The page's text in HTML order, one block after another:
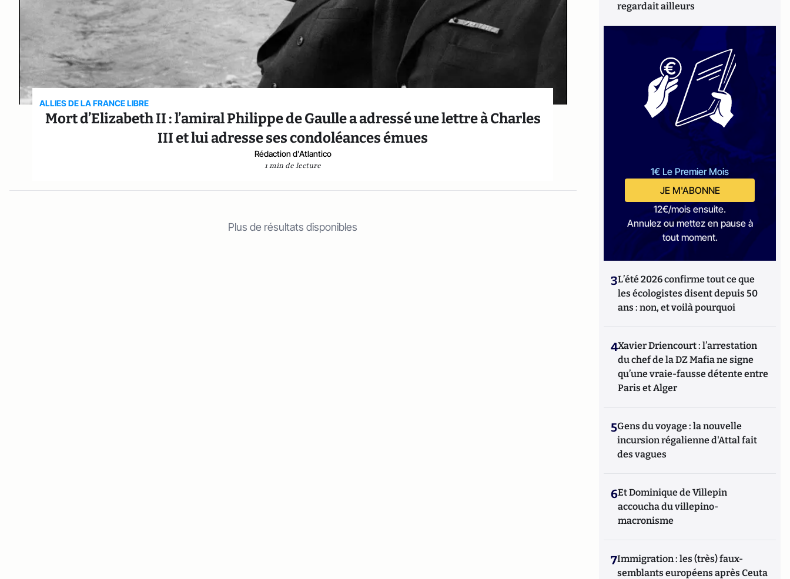
ALLIES DE LA FRANCE LIBRE
Mort d’Elizabeth II : l’amiral Philippe de Gaulle a adressé une lettre à Charles
III et lui adresse ses condoléances émues
Rédaction d'Atlantico
1 min de lecture
Plus de résultats disponibles
regardait ailleurs
1€ Le Premier Mois
JE M'ABONNE
12€/mois ensuite.
Annulez ou mettez en pause à
tout moment.
3L’été 2026 confirme tout ce que
les écologistes disent depuis 50
ans : non, et voilà pourquoi
4Xavier Driencourt : l’arrestation
du chef de la DZ Mafia ne signe
qu’une vraie-fausse détente entre
Paris et Alger
5Gens du voyage : la nouvelle
incursion régalienne d'Attal fait
des vagues
6Et Dominique de Villepin
accoucha du villepino-
macronisme
7Immigration : les (très) faux-
semblants européens après Ceuta